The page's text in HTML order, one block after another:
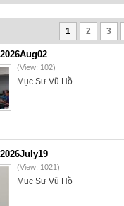
1 2 3
(View: 102)
Mục Sư Vũ Hồ
(View: 1021)
Mục Sư Vũ Hồ